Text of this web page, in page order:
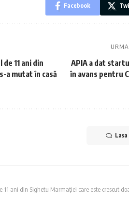
Facebook
11 ani din
a mutat în casă
APIA a dat
în avans pentru
11 ani din Sighetu Marmației care este crescut